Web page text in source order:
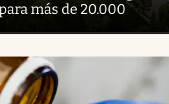
más de 20.000